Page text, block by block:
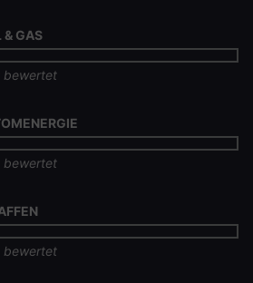
& GAS
bewertet
bewertet
bewertet